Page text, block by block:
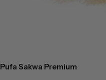
Pufa Sakwa Premium